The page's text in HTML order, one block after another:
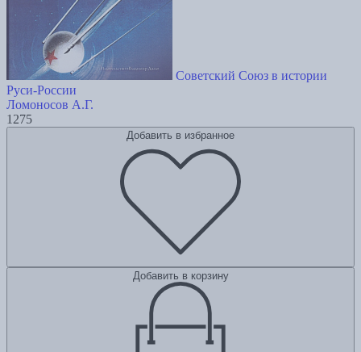
Советский Союз в истории
Руси-России
Ломоносов А.Г.
1275
Добавить в избранное
Добавить в корзину